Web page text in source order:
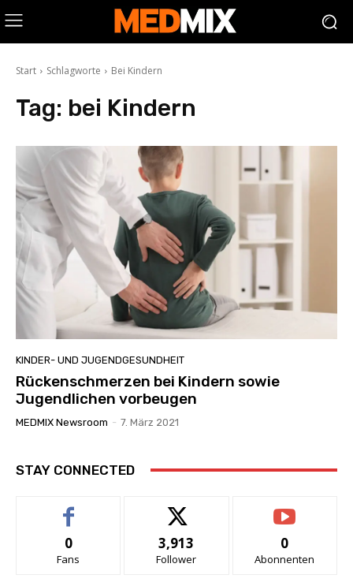
Start Schlagworte Bei Kindern
Tag: bei Kindern
KINDER- UND JUGENDGESUNDHEIT
Rückenschmerzen bei Kindern sowie
Jugendlichen vorbeugen
MEDMIX Newsroom - 7. März 2021
STAY CONNECTED
0
Fans
3,913
Follower
0
Abonnenten